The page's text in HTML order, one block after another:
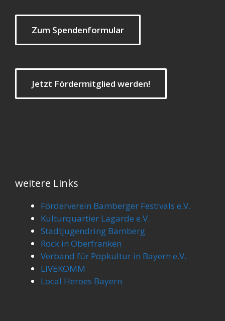
Zum Spendenformular
Jetzt Fördermitglied werden!
weitere Links
Förderverein Bamberger Festivals e.V.
Kulturquartier Lagarde e.V.
Stadtjugendring Bamberg
Rock in Oberfranken
Verband für Popkultur in Bayern e.V.
LIVEKOMM
Local Heroes Bayern